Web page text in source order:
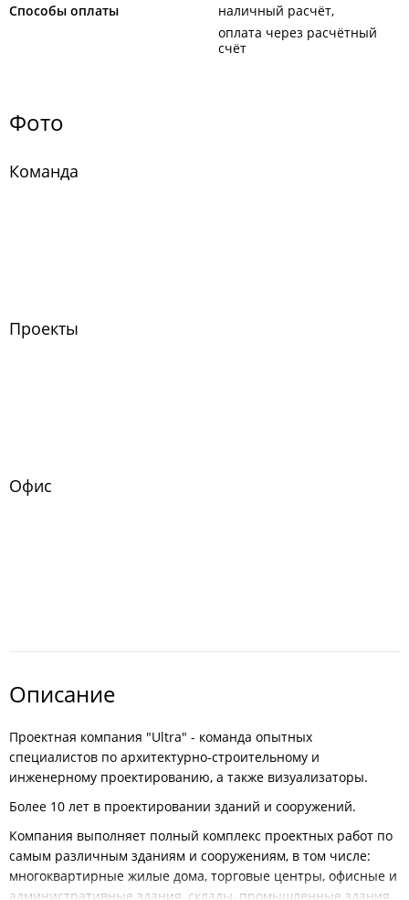
Способы оплаты
наличный расчёт
оплата через расчётный
счёт
Фото
Команда
Проекты
Офис
Описание
Проектная компания "Ultra" - команда опытных
специалистов по архитектурно-строительному и
инженерному проектированию, а также визуализаторы.
Более 10 лет в проектировании зданий и сооружений.
Компания выполняет полный комплекс проектных работ по
самым различным зданиям и сооружениям, в том числе:
многоквартирные жилые дома, торговые центры, офисные и
административные здания, склады, промышленные здания,